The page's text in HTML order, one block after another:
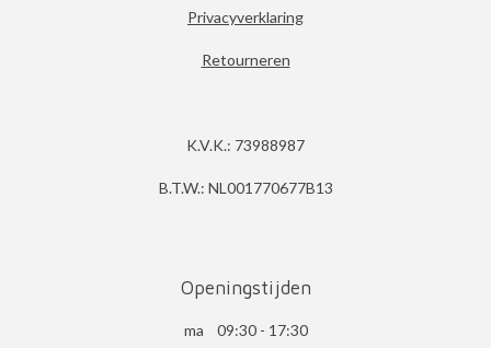
Privacyverklaring
Retourneren
K.V.K.: 73988987
B.T.W.: NL001770677B13
Openingstijden
ma 09:30 - 17:30